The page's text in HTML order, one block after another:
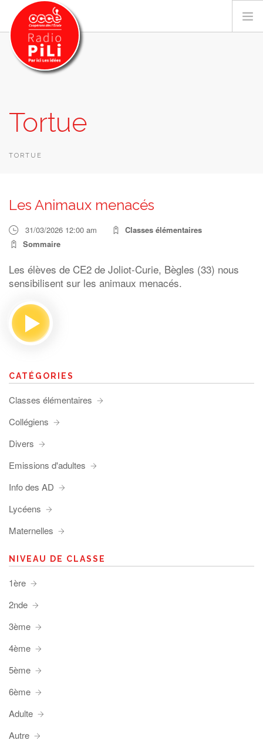
GRILLE DES PROGRAMMES
EMISSIONS / PODCASTS
RECHERCHER
Tortue
TORTUE
Les Animaux menacés
31/03/2026 12:00 am
Classes élémentaires
Sommaire
Les élèves de CE2 de Joliot-Curie, Bègles (33) nous
sensibilisent sur les animaux menacés.
CATÉGORIES
Classes élémentaires
Collégiens
Divers
Emissions d'adultes
Info des AD
Lycéens
Maternelles
NIVEAU DE CLASSE
1ère
2nde
3ème
4ème
5ème
6ème
Adulte
Autre